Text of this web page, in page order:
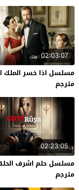
02:03:07
مترجم
02:23:05
مترجم